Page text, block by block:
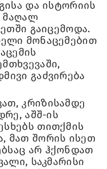
და ისტორიის
მაღალ
გაიცემოდა.
მონაცემებით
გაძვირება
კრიზისამდე
აშშ-ის
თითქმის
მათ შორის ისეთ
არ ჰქონდათ
საკმარისი